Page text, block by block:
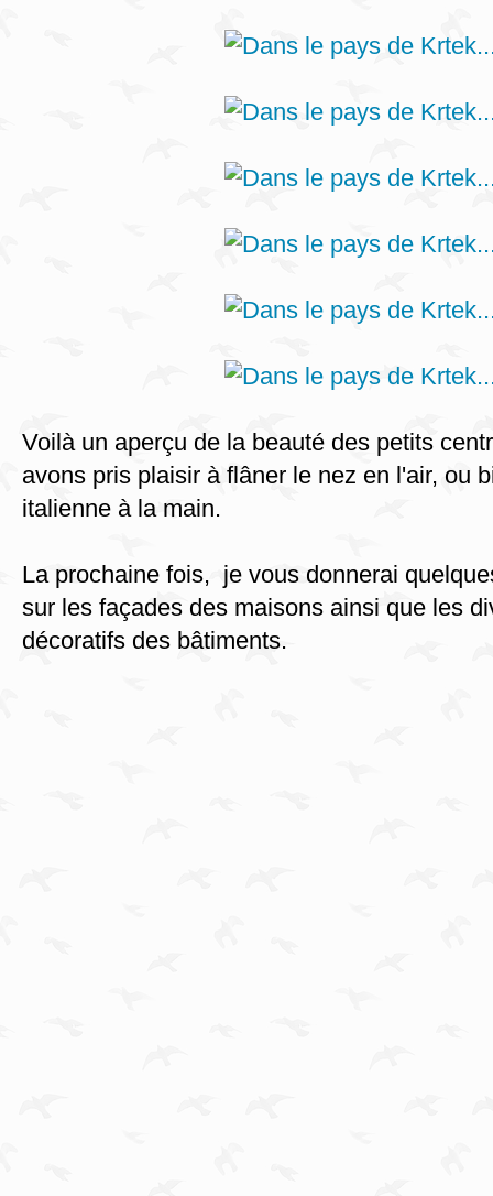
Voilà un aperçu de la beauté des petits
avons pris plaisir à flâner le nez en l'air, ou
italienne à la main.
La prochaine fois, je vous donnerai
sur les façades des maisons ainsi que les
décoratifs des bâtiments.